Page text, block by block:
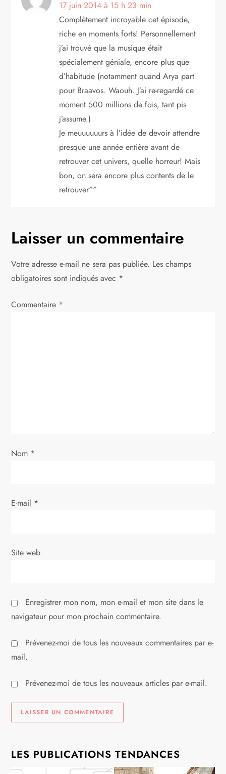
17 juin 2014 à 15 h 23 min
Complètement incroyable cet épisode,
riche en moments forts! Personnellement
j’ai trouvé que la musique était
spécialement géniale, encore plus que
d’habitude (notamment quand Arya part
pour Braavos. Waouh. J’ai re-regardé ce
moment 500 millions de fois, tant pis
j’assume.)
Je meuuuuuurs à l’idée de devoir attendre
presque une année entière avant de
retrouver cet univers, quelle horreur! Mais
bon, on sera encore plus contents de le
retrouver^^
Laisser un commentaire
Votre adresse e-mail ne sera pas publiée. Les champs
obligatoires sont indiqués avec *
Commentaire *
Nom *
E-mail *
Site web
Enregistrer mon nom, mon e-mail et mon site dans le
navigateur pour mon prochain commentaire.
Prévenez-moi de tous les nouveaux commentaires par e-
mail.
Prévenez-moi de tous les nouveaux articles par e-mail.
LES PUBLICATIONS TENDANCES